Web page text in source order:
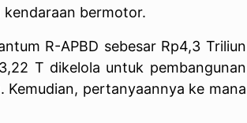
bermotor.
R-APBD sebesar Rp4,3 Triliun
T dikelola untuk pembangunan
Kemudian, pertanyaannya ke mana